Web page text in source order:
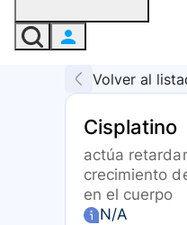
Volver al
Cisplatino
actúa
crecimiento
en el cuerpo
N/A